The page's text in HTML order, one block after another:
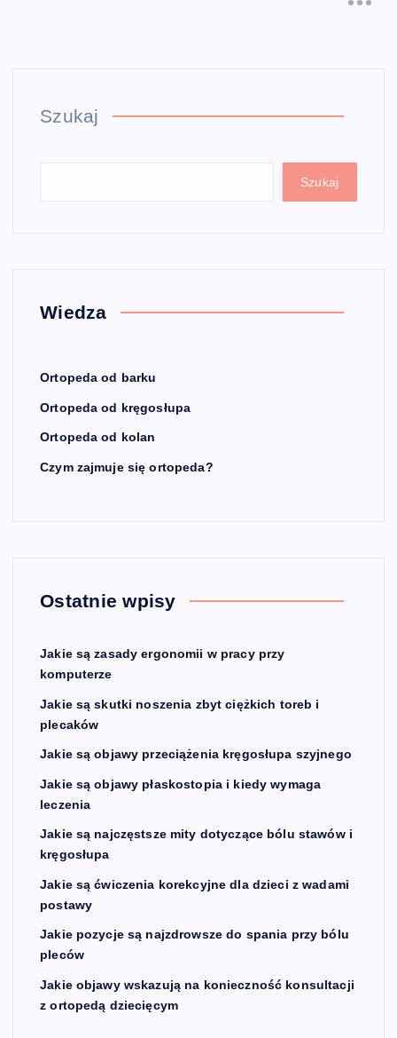
Szukaj
Szukaj
Wiedza
Ortopeda od barku
Ortopeda od kręgosłupa
Ortopeda od kolan
Czym zajmuje się ortopeda?
Ostatnie wpisy
Jakie są zasady ergonomii w pracy przy
komputerze
Jakie są skutki noszenia zbyt ciężkich toreb i
plecaków
Jakie są objawy przeciążenia kręgosłupa szyjnego
Jakie są objawy płaskostopia i kiedy wymaga
leczenia
Jakie są najczęstsze mity dotyczące bólu stawów i
kręgosłupa
Jakie są ćwiczenia korekcyjne dla dzieci z wadami
postawy
Jakie pozycje są najzdrowsze do spania przy bólu
pleców
Jakie objawy wskazują na konieczność konsultacji
z ortopedą dziecięcym